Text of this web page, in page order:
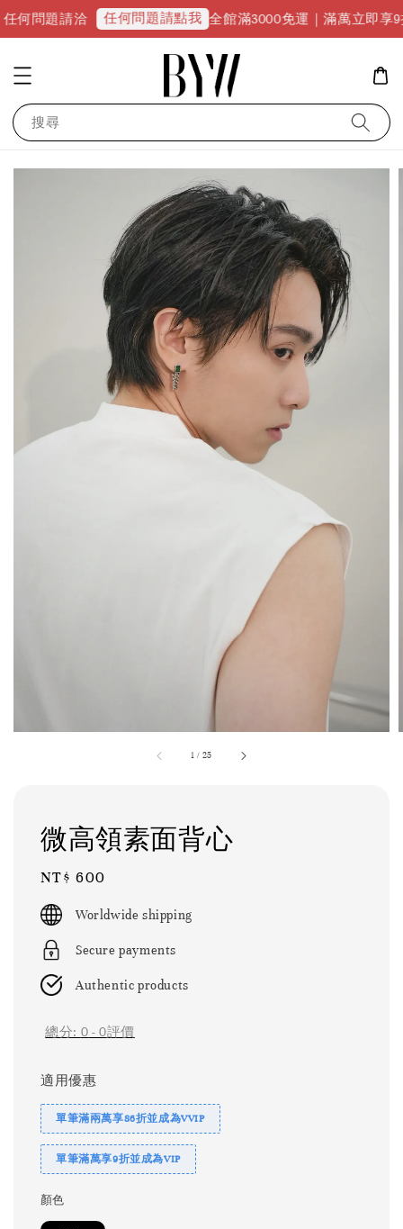
洽 任何問題請點我 全館滿3000免運｜滿萬立即享9折優惠
搜尋
1 / 25
微高領素面背心
Regular
price
NT$ 600
Worldwide shipping
Secure payments
Authentic products
總分: 0 - 0評價
適用優惠
單筆滿兩萬享86折並成為VVIP
單筆滿萬享9折並成為VIP
顏色